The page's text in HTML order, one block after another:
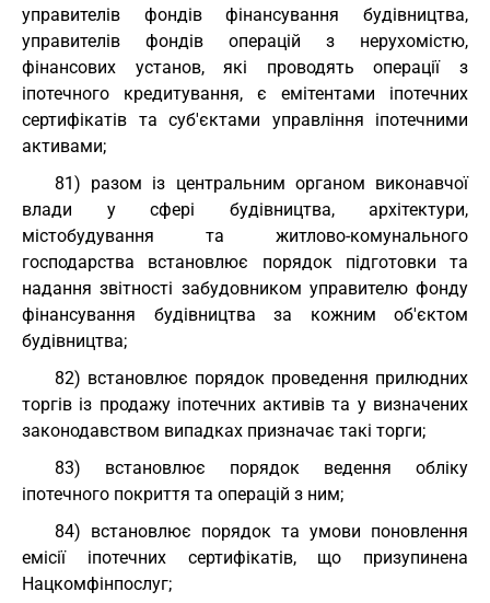
управителів фондів фінансування будівництва,
управителів фондів операцій з нерухомістю,
фінансових установ, які проводять операції з
іпотечного кредитування, є емітентами іпотечних
сертифікатів та суб'єктами управління іпотечними
активами;
81) разом із центральним органом виконавчої
влади у сфері будівництва, архітектури,
містобудування та житлово-комунального
господарства встановлює порядок підготовки та
надання звітності забудовником управителю фонду
фінансування будівництва за кожним об'єктом
будівництва;
82) встановлює порядок проведення прилюдних
торгів із продажу іпотечних активів та у визначених
законодавством випадках призначає такі торги;
83) встановлює порядок ведення обліку
іпотечного покриття та операцій з ним;
84) встановлює порядок та умови поновлення
емісії іпотечних сертифікатів, що призупинена
Нацкомфінпослуг;